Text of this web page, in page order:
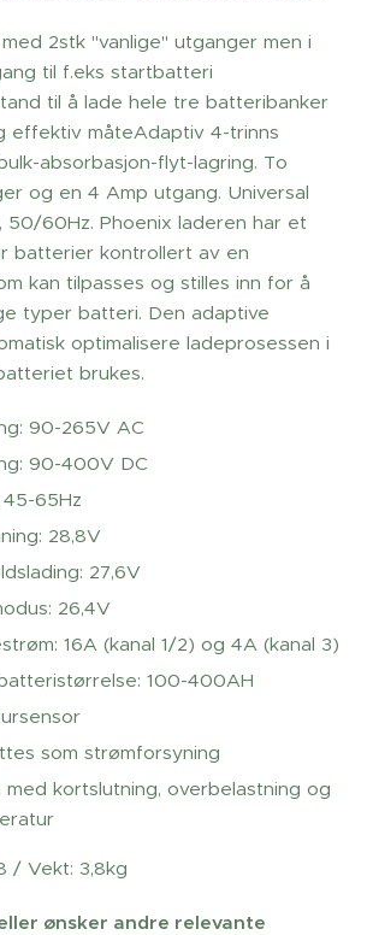
2stk "vanlige" utganger men i
til f.eks startbatteri
til å lade hele tre batteribanker
effektiv måteAdaptiv 4-trinns
absorbasjon-flyt-lagring. To
og en 4 Amp utgang. Universal
50/60Hz. Phoenix laderen har et
batterier kontrollert av en
kan tilpasses og stilles inn for å
typer batteri. Den adaptive
optimalisere ladeprosessen i
brukes.
90-265V AC
90-400V DC
45-65Hz
28,8V
27,6V
26,4V
16A (kanal 1/2) og 4A (kanal 3)
100-400AH
som strømforsyning
kortslutning, overbelastning og
/ Vekt: 3,8kg
ønsker andre relevante